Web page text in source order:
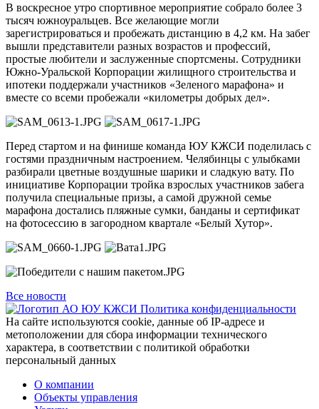
В воскресное утро спортивное мероприятие собрало более 3
тысяч южноуральцев. Все желающие могли
зарегистрироваться и пробежать дистанцию в 4,2 км. На забег
вышли представители разных возрастов и профессий,
простые любители и заслуженные спортсмены. Сотрудники
Южно-Уральской Корпорации жилищного строительства и
ипотеки поддержали участников «Зеленого марафона» и
вместе со всеми пробежали «километры добрых дел».
Перед стартом и на финише команда ЮУ КЖСИ поделилась с
гостями праздничным настроением. Челябинцы с улыбками
разбирали цветные воздушные шарики и сладкую вату. По
инициативе Корпорации тройка взрослых участников забега
получила специальные призы, а самой дружной семье
марафона достались пляжные сумки, банданы и сертификат
на фотосессию в загородном квартале «Белый Хутор».
Все новости
Политика конфиденциальности
На сайте используются cookie, данные об IP-адресе и
метоположении для сбора информации технического
характера, в соответствии с политикой обработки
персональный данных
О компании
Объекты управления